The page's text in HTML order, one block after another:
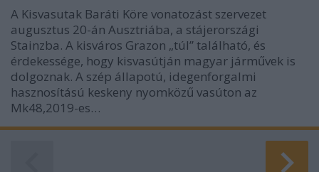
A Kisvasutak Baráti Köre vonatozást szervezet
augusztus 20-án Ausztriába, a stájerországi
Stainzba. A kisváros Grazon „túl” található, és
érdekessége, hogy kisvasútján magyar járművek is
dolgoznak. A szép állapotú, idegenforgalmi
hasznosítású keskeny nyomközű vasúton az
Mk48,2019-es…